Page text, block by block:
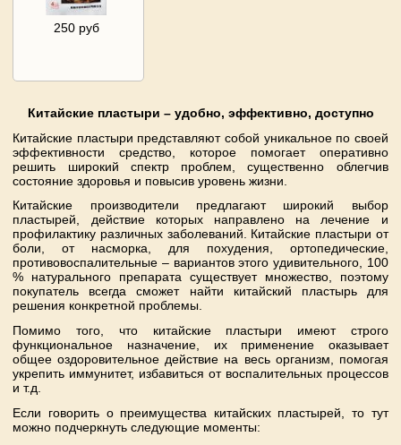
250 руб
Китайские пластыри – удобно, эффективно, доступно
Китайские пластыри представляют собой уникальное по своей
эффективности средство, которое помогает оперативно
решить широкий спектр проблем, существенно облегчив
состояние здоровья и повысив уровень жизни.
Китайские производители предлагают широкий выбор
пластырей, действие которых направлено на лечение и
профилактику различных заболеваний. Китайские пластыри от
боли, от насморка, для похудения, ортопедические,
противовоспалительные – вариантов этого удивительного, 100
% натурального препарата существует множество, поэтому
покупатель всегда сможет найти китайский пластырь для
решения конкретной проблемы.
Помимо того, что китайские пластыри имеют строго
функциональное назначение, их применение оказывает
общее оздоровительное действие на весь организм, помогая
укрепить иммунитет, избавиться от воспалительных процессов
и т.д.
Если говорить о преимущества китайских пластырей, то тут
можно подчеркнуть следующие моменты: